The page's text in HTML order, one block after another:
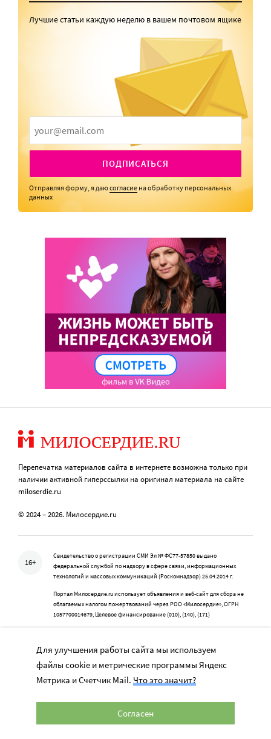
Лучшие статьи каждую неделю в вашем почтовом ящике
ПОДПИСАТЬСЯ
Отправляя форму, я даюсогласие на обработку персональных
данных
Перепечатка материалов сайта в интернете возможна только при
наличии активной гиперссылки на оригинал материала на сайте
miloserdie.ru
© 2024 – 2026. Милосердие.ru
16+
Свидетельство о регистрации СМИ Эл № ФС77-57850 выдано
федеральной службой по надзору в сфере связи, информационных
технологий и массовых коммуникаций (Роскомнадзор) 25.04.2014 г.
Портал Милосердие.ru использует объявления и веб-сайт для сбора не
облагаемых налогом пожертвований через РОО «Милосердие», ОГРН
1057700014679, Целевое финансирование (010), (140), (171)
Главный редактор: Данилова Ю.К.
8-499-350-05-95
Для улучшения работы сайта мы используем
файлы cookie и метрические программы Яндекс
Метрика и Счетчик Mail. Что это значит?
Согласен